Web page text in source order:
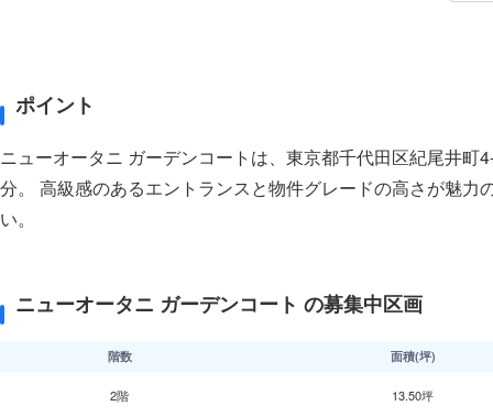
ポイント
ニューオータニ ガーデンコートは、東京都千代田区紀尾井
分。 高級感のあるエントランスと物件グレードの高さが魅
い。
ニューオータニ ガーデンコート の募集中区画
階数 面積(坪)
2階 13.50坪